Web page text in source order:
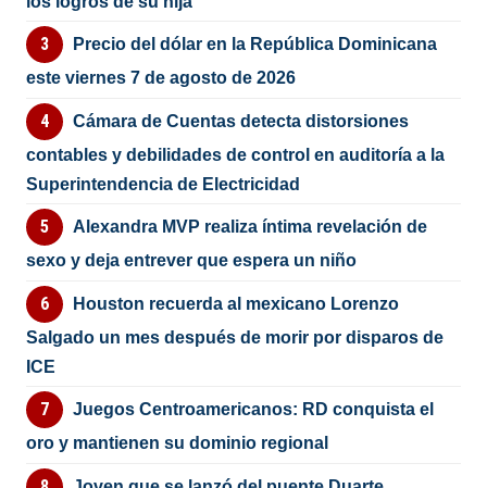
Precio del dólar en la República Dominicana
este viernes 7 de agosto de 2026
Cámara de Cuentas detecta distorsiones
contables y debilidades de control en auditoría a la
Superintendencia de Electricidad
Alexandra MVP realiza íntima revelación de
sexo y deja entrever que espera un niño
Houston recuerda al mexicano Lorenzo
Salgado un mes después de morir por disparos de
ICE
Juegos Centroamericanos: RD conquista el
oro y mantienen su dominio regional